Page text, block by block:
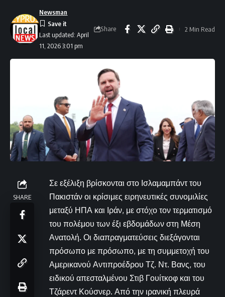
Last updated: April
11, 2026 3:01 pm
Newsman
Share 2 Min Read
SHARE
Σε εξέλιξη βρίσκονται στο Ισλαμαμπάντ του
Πακιστάν οι κρίσιμες ειρηνευτικές συνομιλίες
μεταξύ ΗΠΑ και Ιράν, με στόχο τον τερματισμό
του πολέμου των έξι εβδομάδων στη Μέση
Ανατολή. Οι διαπραγματεύσεις διεξάγονται
πρόσωπο με πρόσωπο, με τη συμμετοχή του
Αμερικανού Αντιπροέδρου Τζ. Ντ. Βανς, του
ειδικού απεσταλμένου Στιβ Γουίτκοφ και του
Τζάρεντ Κούσνερ. Από την ιρανική πλευρά